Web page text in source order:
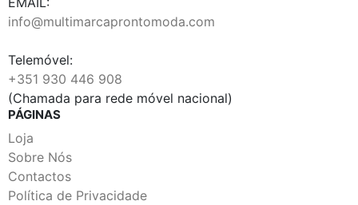
info@multimarcaprontomoda.com
Telemóvel:
+351 930 446 908
(Chamada para rede móvel nacional)
PÁGINAS
Loja
Sobre Nós
Contactos
Política de Privacidade